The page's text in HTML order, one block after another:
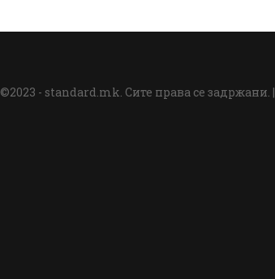
©2023 - standard.mk. Сите права се задржани. |